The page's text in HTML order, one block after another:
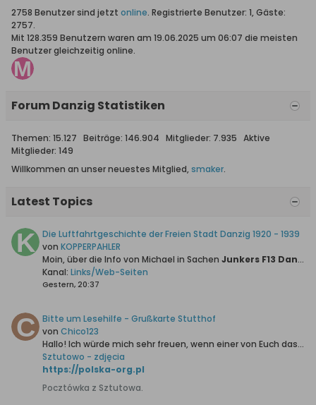
2758 Benutzer sind jetzt online. Registrierte Benutzer: 1, Gäste:
2757.
Mit 128.359 Benutzern waren am 19.06.2025 um 06:07 die meisten
Benutzer gleichzeitig online.
Forum Danzig Statistiken
Themen: 15.127 Beiträge: 146.904 Mitglieder: 7.935 Aktive
Mitglieder: 149
Willkommen an unser neuestes Mitglied, smaker.
Latest Topics
Die Luftfahrtgeschichte der Freien Stadt Danzig 1920 - 1939
von KOPPERPAHLER
Moin, über die Info von Michael in Sachen Junkers F13 Danziger Luftpost GmbH (Bausatz)
Kanal: Links/Web-Seiten
Gestern, 20:37
Bitte um Lesehilfe - Grußkarte Stutthof
von Chico123
Hallo! Ich würde mich sehr freuen, wenn einer von Euch das Handgeschriebene für mich entziffern könnte.
Sztutowo - zdjęcia
https://polska-org.pl
Pocztówka z Sztutowa.